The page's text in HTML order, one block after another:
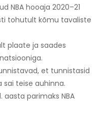
NBA hooaja 2020–21
tohutult kõmu tavaliste
plaate ja saades
et tunnistasid
teise auhinna.
aasta parimaks NBA